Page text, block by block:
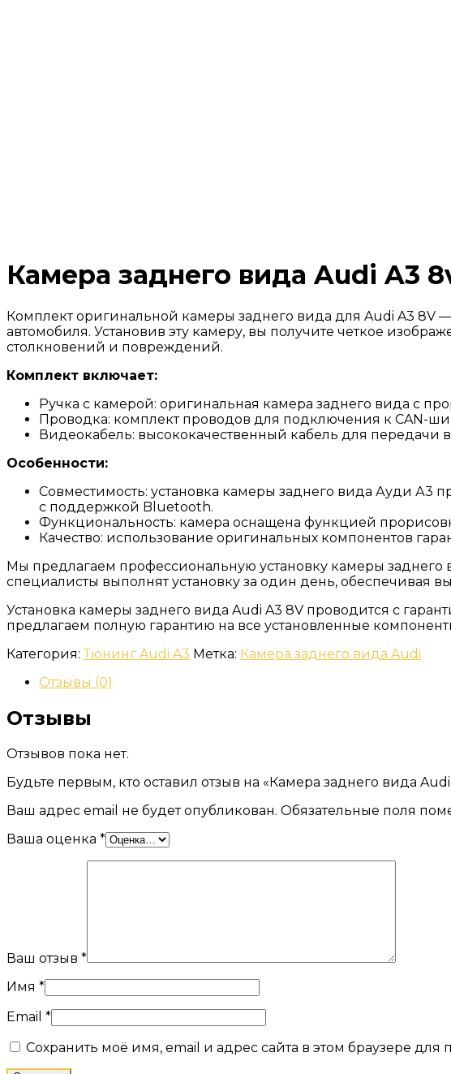
Камера заднего вида Audi A3
Комплект оригинальной камеры заднего вида для Audi A3 8V
автомобиля. Установив эту камеру, вы получите четкое
столкновений и повреждений.
Комплект включает:
Ручка с камерой: оригинальная камера заднего вида с
Проводка: комплект проводов для подключения к CAN-
Видеокабель: высококачественный кабель для передачи
Особенности:
Совместимость: установка камеры заднего вида Ауди А3
с поддержкой Bluetooth.
Функциональность: камера оснащена функцией
Качество: использование оригинальных компонентов
Мы предлагаем профессиональную установку камеры
специалисты выполнят установку за один день, обеспечивая
Установка камеры заднего вида Audi A3 8V проводится с
предлагаем полную гарантию на все установленные
Категория: Тюнинг Audi A3 Метка: Камера заднего вида Audi
Отзывы (0)
Отзывы
Отзывов пока нет.
Будьте первым, кто оставил отзыв на «Камера заднего вида Audi
Ваш адрес email не будет опубликован. Обязательные поля
Ваша оценка *
Ваш отзыв *
Имя *
Email *
Сохранить моё имя, email и адрес сайта в этом браузере